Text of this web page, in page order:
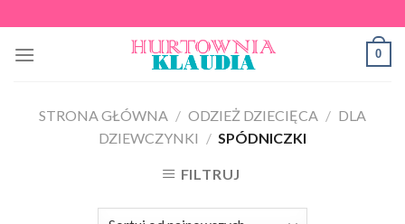
to
content
0
STRONA GŁÓWNA / ODZIEŻ DZIECIĘCA / DLA
DZIEWCZYNKI / SPÓDNICZKI
FILTRUJ